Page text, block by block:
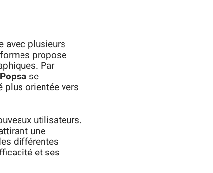
avec plusieurs
propose
Par
Popsa se
orientée vers
utilisateurs.
une
différentes
et ses